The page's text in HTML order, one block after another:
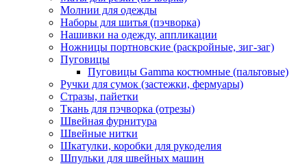
Молнии для одежды
Наборы для шитья (пэчворка)
Нашивки на одежду, аппликации
Ножницы портновские (раскройные, зиг-заг)
Пуговицы
Пуговицы Gamma костюмные (пальтовые)
Ручки для сумок (застежки, фермуары)
Стразы, пайетки
Ткань для пэчворка (отрезы)
Швейная фурнитура
Швейные нитки
Шкатулки, коробки для рукоделия
Шпульки для швейных машин